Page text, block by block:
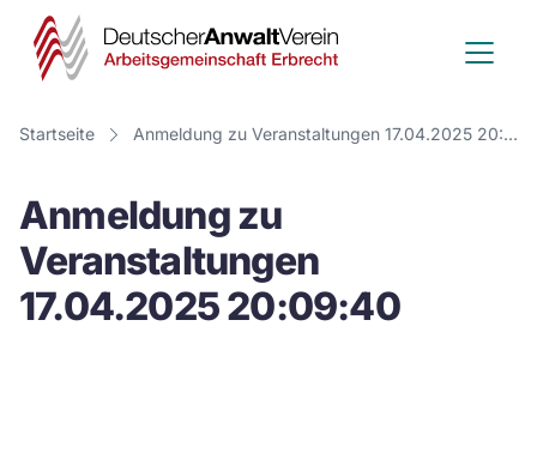
Deutscher
Anwalt
Verein
Startseite Anmeldung zu Veranstaltungen 17.04.2025 20:09:40
Anmeldung zu
Veranstaltungen
17.04.2025 20:09:40